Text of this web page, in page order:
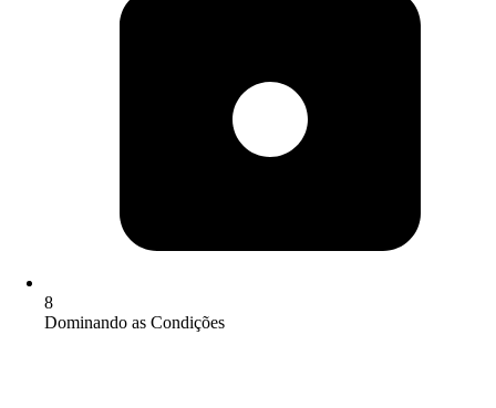
8
Dominando as Condições